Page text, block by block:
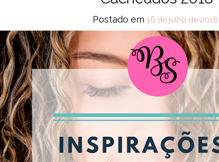
Postado em16 de julho de 2018